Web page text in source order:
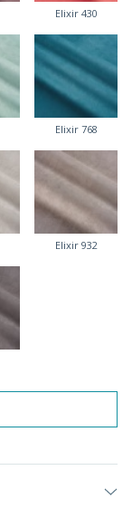
Elixir 430
Elixir 768
Elixir 932